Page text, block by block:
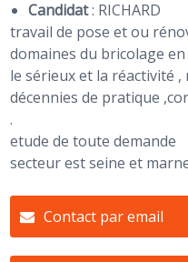
Candidat: RICHARD
travail de pose et ou
domaines du bricolage
le sérieux et la réactivité
décennies de pratique
.
etude de toute demande
secteur est seine et
Contact par email